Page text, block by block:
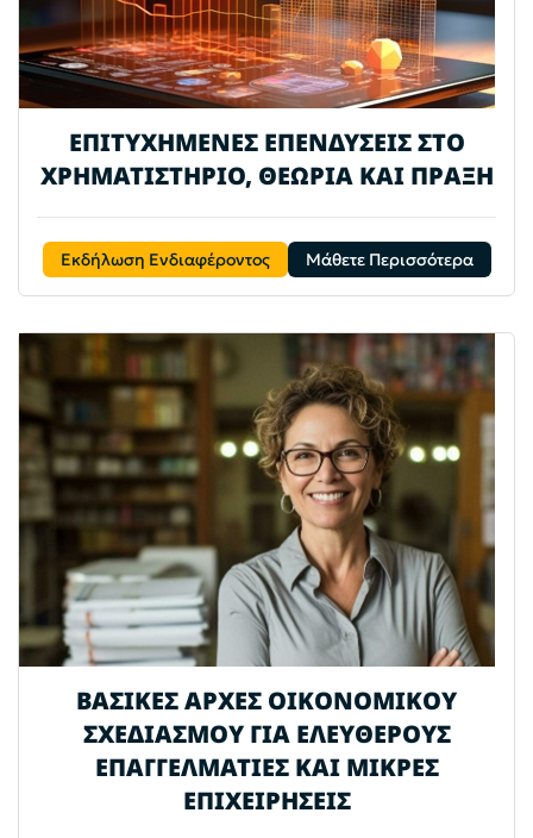
ΕΠΙΤΥΧΗΜΕΝΕΣ ΕΠΕΝΔΥΣΕΙΣ ΣΤΟ
ΧΡΗΜΑΤΙΣΤΗΡΙΟ, ΘΕΩΡΙΑ ΚΑΙ ΠΡΑΞΗ
Εκδήλωση Ενδιαφέροντος Μάθετε Περισσότερα
ΒΑΣΙΚΕΣ ΑΡΧΕΣ ΟΙΚΟΝΟΜΙΚΟΥ
ΣΧΕΔΙΑΣΜΟΥ ΓΙΑ ΕΛΕΥΘΕΡΟΥΣ
ΕΠΑΓΓΕΛΜΑΤΙΕΣ ΚΑΙ ΜΙΚΡΕΣ
ΕΠΙΧΕΙΡΗΣΕΙΣ